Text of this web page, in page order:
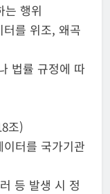
는 행위
를 위조, 왜곡
법률 규정에 따
조)
터를 국가기관
등 발생 시 정